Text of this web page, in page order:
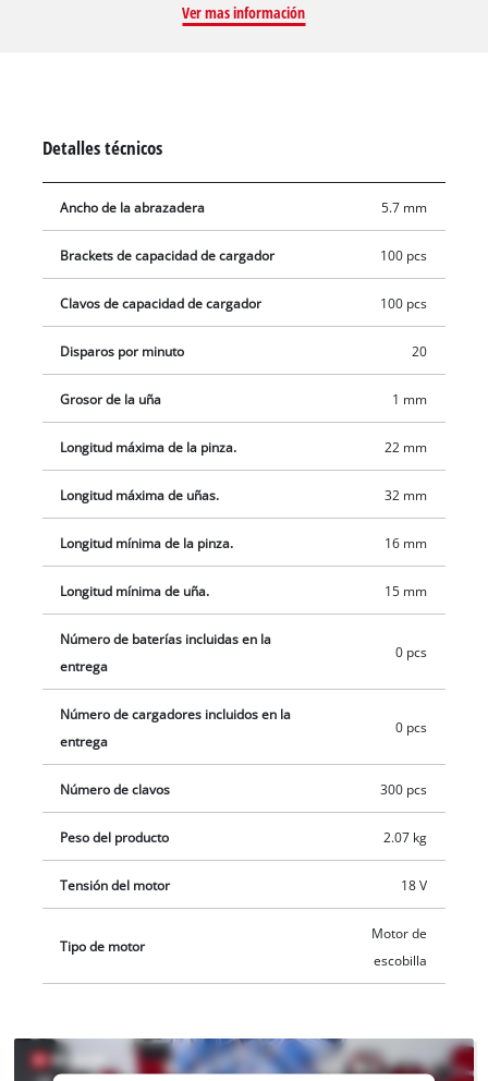
Change. Permite hasta 20 disparos por minuto. El delgado
práctico clip para cinturón para un almacenamiento seguro,
más 300 clavos (32 mm) y 300 grapas (19 mm). Equipo sin
batería ni cargador.
Ver mas información
Detalles técnicos
Ancho de la abrazadera 5.7 mm
Brackets de capacidad de cargador 100 pcs
Clavos de capacidad de cargador 100 pcs
Disparos por minuto 20
Grosor de la uña 1 mm
Longitud máxima de la pinza. 22 mm
Longitud máxima de uñas. 32 mm
Longitud mínima de la pinza. 16 mm
Longitud mínima de uña. 15 mm
Número de baterías incluidas en la
entrega
0 pcs
Número de cargadores incluidos en la
entrega
0 pcs
Número de clavos 300 pcs
Peso del producto 2.07 kg
Tensión del motor 18 V
Tipo de motor
Motor de
escobilla